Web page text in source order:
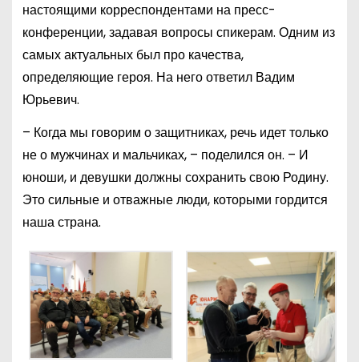
настоящими корреспондентами на пресс-
конференции, задавая вопросы спикерам. Одним из
самых актуальных был про качества,
определяющие героя. На него ответил Вадим
Юрьевич.
– Когда мы говорим о защитниках, речь идет только
не о мужчинах и мальчиках, – поделился он. – И
юноши, и девушки должны сохранить свою Родину.
Это сильные и отважные люди, которыми гордится
наша страна.